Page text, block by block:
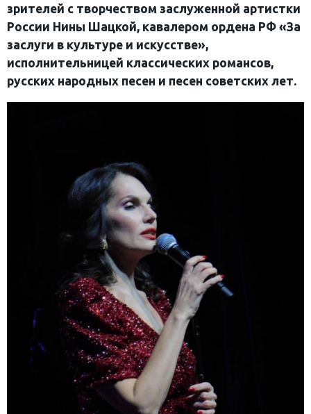
зрителей с творчеством заслуженной артистки
России Нины Шацкой, кавалером ордена РФ «За
заслуги в культуре и искусстве»,
исполнительницей классических романсов,
русских народных песен и песен советских лет.